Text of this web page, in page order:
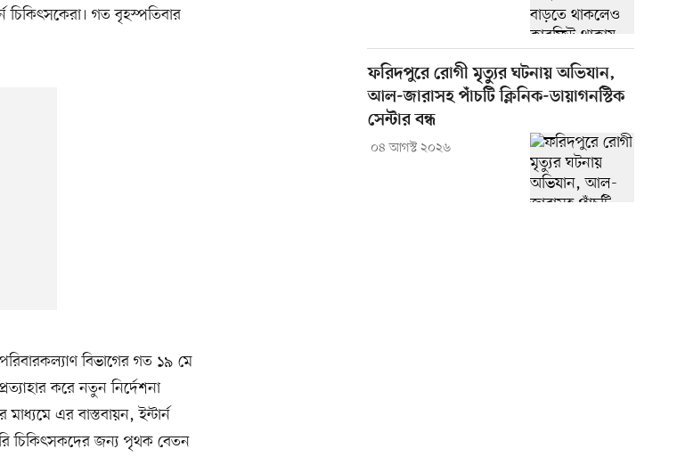
চিকিৎসকেরা। গত বৃহস্পতিবার
পরিবারকল্যাণ বিভাগের গত ১৯ মে
করে নতুন নির্দেশনা
এর বাস্তবায়ন, ইন্টার্ন
চিকিৎসকদের জন্য পৃথক বেতন
ফরিদপুরে রোগী মৃত্যুর ঘটনায় অভিযান,
আল-জারাসহ পাঁচটি ক্লিনিক-ডায়াগনস্টিক
সেন্টার বন্ধ
০৪ আগস্ট ২০২৬